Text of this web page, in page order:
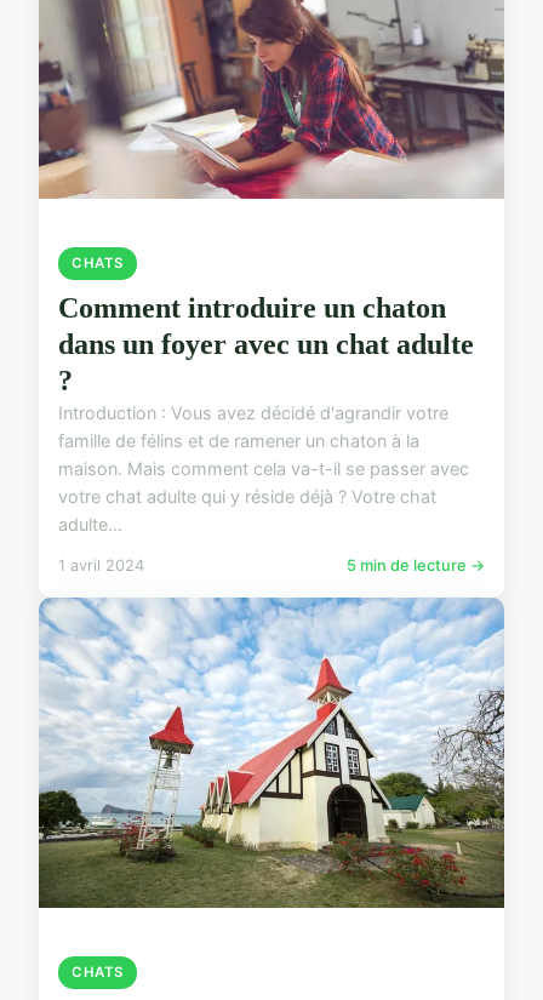
CHATS
Comment introduire un chaton
dans un foyer avec un chat adulte
?
Introduction : Vous avez décidé d'agrandir votre
famille de félins et de ramener un chaton à la
maison. Mais comment cela va-t-il se passer avec
votre chat adulte qui y réside déjà ? Votre chat
adulte...
1 avril 2024 5 min de lecture →
CHATS